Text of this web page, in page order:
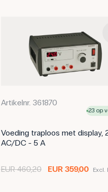
mm
Artikelnr. 361870
23 op
Voeding traploos met display,
AC/DC - 5 A
EUR 460,20 EUR 359,00 Excl.